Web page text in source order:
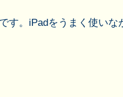
す。iPadをうまく使いな